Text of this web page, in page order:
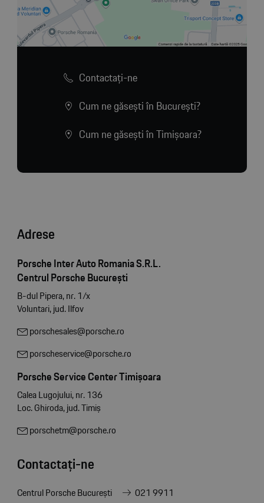
Contactaţi-ne
Cum ne găsești în București?
Cum ne găsești în Timișoara?
Adrese
Porsche Inter Auto Romania S.R.L.
Centrul Porsche București
B-dul Pipera, nr. 1/x
Voluntari, jud. Ilfov
porschesales@porsche.ro
porscheservice@porsche.ro
Porsche Service Center Timișoara
Calea Lugojului, nr. 136
Loc. Ghiroda, jud. Timiș
porschetm@porsche.ro
Contactați-ne
Centrul Porsche București
021 9911